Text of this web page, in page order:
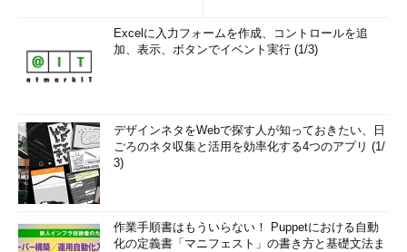
Excelに入力フォームを作成、コントロールを追
加、表示、ボタンでイベント実行 (1/3)
デザインネタをWebで探す人が知っておきたい、日
ごろのネタ収集と活用を効率化する4つのアプリ (1/
3)
作業手順書はもういらない！ Puppetにおける自動
化の定義書「マニフェスト」の書き方と基礎文法ま